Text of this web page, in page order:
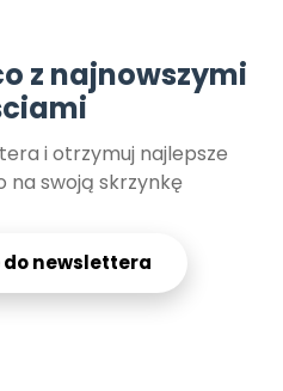
z najnowszymi
i otrzymuj najlepsze
na swoją skrzynkę
do newslettera